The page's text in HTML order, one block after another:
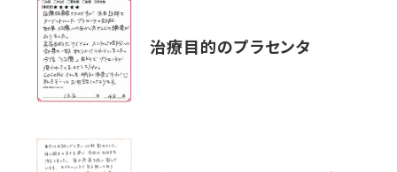
治療目的のプラセンタ